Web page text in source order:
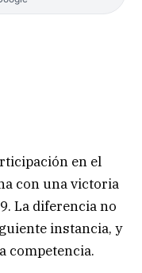
en el
con una victoria
La diferencia no
instancia, y
competencia.